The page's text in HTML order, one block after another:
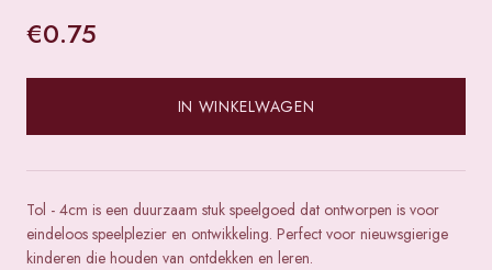
€0.75
IN WINKELWAGEN
Tol - 4cm is een duurzaam stuk speelgoed dat ontworpen is voor
eindeloos speelplezier en ontwikkeling. Perfect voor nieuwsgierige
kinderen die houden van ontdekken en leren.